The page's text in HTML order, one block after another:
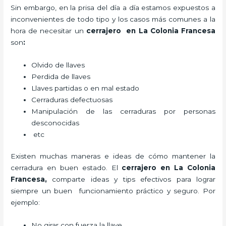
Sin embargo, en la prisa del día a día estamos expuestos a
inconvenientes de todo tipo y los casos más comunes a la
hora de necesitar un cerrajero en La Colonia Francesa
son:
Olvido de llaves
Perdida de llaves
Llaves partidas o en mal estado
Cerraduras defectuosas
Manipulación de las cerraduras por personas
desconocidas
etc
Existen muchas maneras e ideas de cómo mantener la
cerradura en buen estado. El cerrajero en La Colonia
Francesa, comparte ideas y tips efectivos para lograr
siempre un buen funcionamiento práctico y seguro. Por
ejemplo: